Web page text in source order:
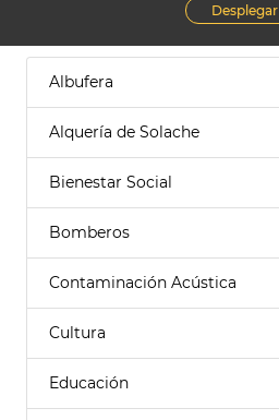
Desplegar
Albufera
Alquería de Solache
Bienestar Social
Bomberos
Contaminación Acústica
Cultura
Educación